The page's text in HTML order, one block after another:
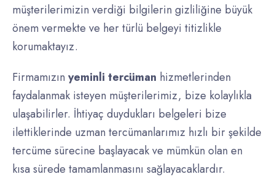
müşterilerimizin verdiği bilgilerin gizliliğine büyük
önem vermekte ve her türlü belgeyi titizlikle
korumaktayız.
Firmamızın yeminli tercüman hizmetlerinden
faydalanmak isteyen müşterilerimiz, bize kolaylıkla
ulaşabilirler. İhtiyaç duydukları belgeleri bize
ilettiklerinde uzman tercümanlarımız hızlı bir şekilde
tercüme sürecine başlayacak ve mümkün olan en
kısa sürede tamamlanmasını sağlayacaklardır.